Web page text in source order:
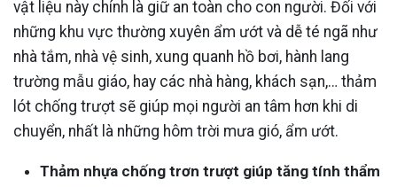
vật liệu này chính là giữ an toàn cho con người. Đối với
những khu vực thường xuyên ẩm ướt và dễ té ngã như
nhà tắm, nhà vệ sinh, xung quanh hồ bơi, hành lang
trường mẫu giáo, hay các nhà hàng, khách sạn,… thảm
lót chống trượt sẽ giúp mọi người an tâm hơn khi di
chuyển, nhất là những hôm trời mưa gió, ẩm ướt.
Thảm nhựa chống trơn trượt giúp tăng tính thẩm